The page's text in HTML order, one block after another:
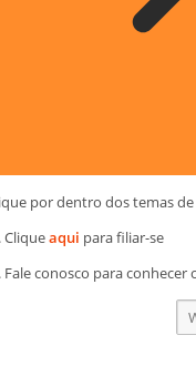
por dentro dos temas
Cliqueaqui para filiar-se
Fale conosco para